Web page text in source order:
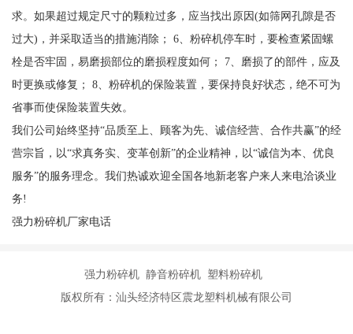
求。如果超过规定尺寸的颗粒过多，应当找出原因(如筛网孔隙是否
过大)，并采取适当的措施消除； 6、粉碎机停车时，要检查紧固螺
栓是否牢固，易磨损部位的磨损程度如何； 7、磨损了的部件，应及
时更换或修复； 8、粉碎机的保险装置，要保持良好状态，绝不可为
省事而使保险装置失效。
我们公司始终坚持“品质至上、顾客为先、诚信经营、合作共赢”的经
营宗旨，以“求真务实、变革创新”的企业精神，以“诚信为本、优良
服务”的服务理念。我们热诚欢迎全国各地新老客户来人来电洽谈业
务!
强力粉碎机厂家电话
强力粉碎机 静音粉碎机 塑料粉碎机
版权所有：汕头经济特区震龙塑料机械有限公司